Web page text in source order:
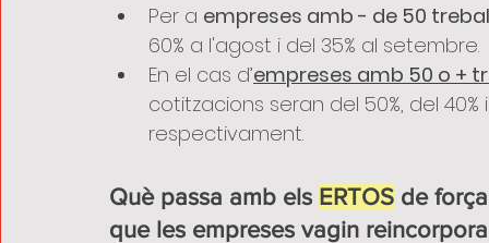
Per a empreses amb - de 50
60% a l'agost i del 35% al setembre.
En el cas d’empreses amb 50 o +
cotitzacions seran del 50%, del
respectivament.
Què passa amb els ERTOS de
que les empreses vagin